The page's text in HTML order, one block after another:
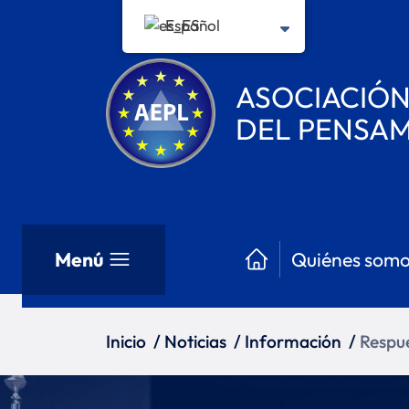
DEL
Menú Quiénes
Inicio / Noticias / Información /
Español